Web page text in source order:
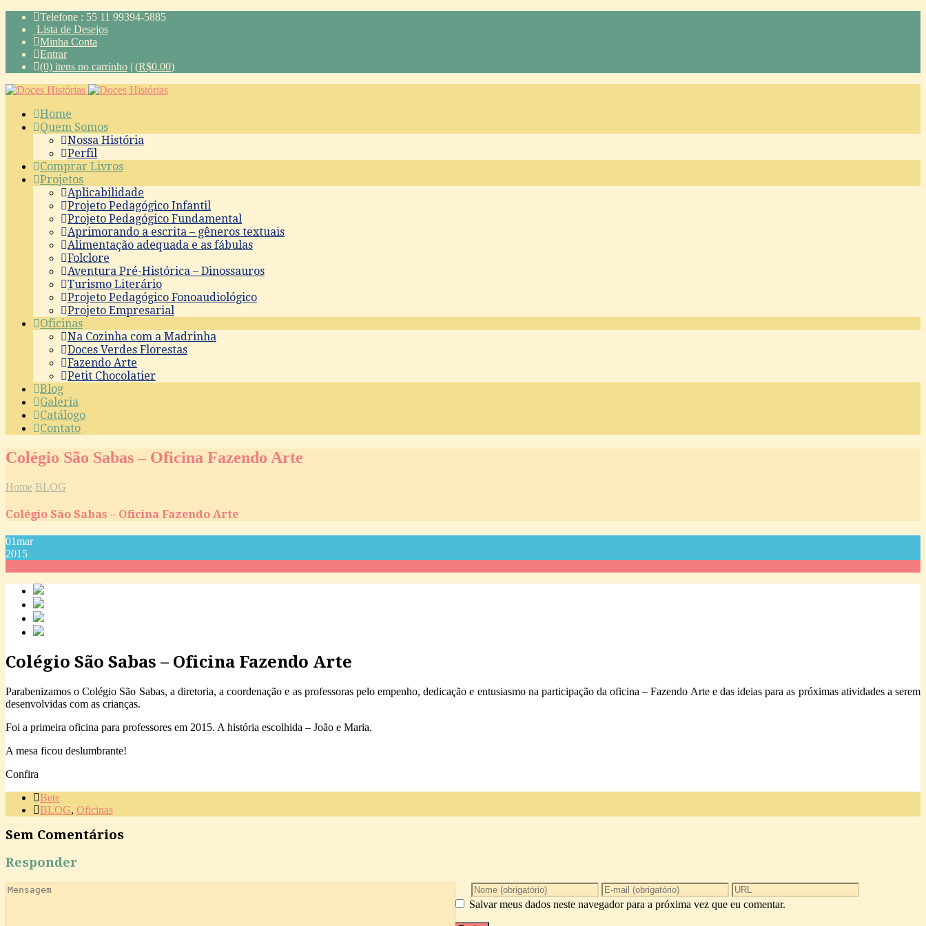
Telefone : 55 11 99394-5885
Lista de Desejos
Minha Conta
Entrar
(0) itens no carrinho | (R$0.00)
Home
Quem Somos
Nossa História
Perfil
Comprar Livros
Projetos
Aplicabilidade
Projeto Pedagógico Infantil
Projeto Pedagógico Fundamental
Aprimorando a escrita – gêneros textuais
Alimentação adequada e as fábulas
Folclore
Aventura Pré-Histórica – Dinossauros
Turismo Literário
Projeto Pedagógico Fonoaudiológico
Projeto Empresarial
Oficinas
Na Cozinha com a Madrinha
Doces Verdes Florestas
Fazendo Arte
Petit Chocolatier
Blog
Galeria
Catálogo
Contato
Colégio São Sabas – Oficina Fazendo Arte
Home BLOG
Colégio São Sabas – Oficina Fazendo Arte
01mar
2015
Colégio São Sabas – Oficina Fazendo Arte
Parabenizamos o Colégio São Sabas, a diretoria, a coordenação e as professoras pelo empenho, dedicação e entusiasmo na participação da oficina – Fazendo Arte e das ideias para as próximas atividades a serem
desenvolvidas com as crianças.
Foi a primeira oficina para professores em 2015. A história escolhida – João e Maria.
A mesa ficou deslumbrante!
Confira
Bete
BLOG, Oficinas
Sem Comentários
Responder
Salvar meus dados neste navegador para a próxima vez que eu comentar.